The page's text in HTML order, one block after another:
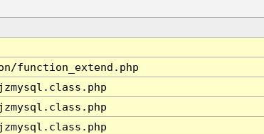
function_extend.php